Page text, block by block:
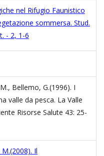
nel Rifugio Faunistico
sommersa. Stud.
- 2, 1-6
Bellemo, G.(1996). I
valle da pesca. La Valle
Risorse Salute 43: 25-
Il